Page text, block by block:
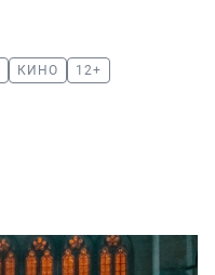
КИНО 12+